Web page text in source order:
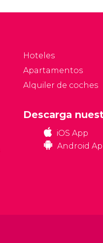
Hoteles
Apartamentos
Alquiler de coches
Descarga
iOS App
Android